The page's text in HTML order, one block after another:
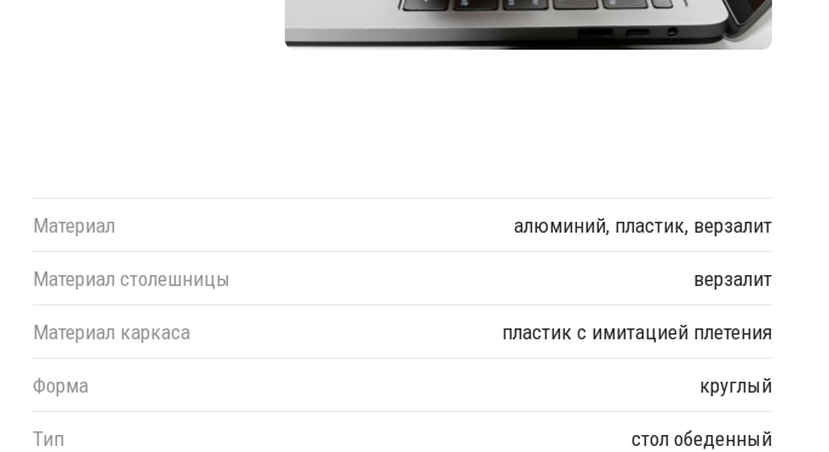
Материал алюминий, пластик, верзалит
Материал столешницы верзалит
Материал каркаса пластик с имитацией плетения
Форма круглый
Тип стол обеденный